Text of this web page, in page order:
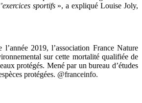
sportifs», a expliqué Louise Joly,
2019, l’association France Nature
sur cette mortalité qualifiée de
protégés. Mené par un bureau d’études
protégées. @franceinfo.